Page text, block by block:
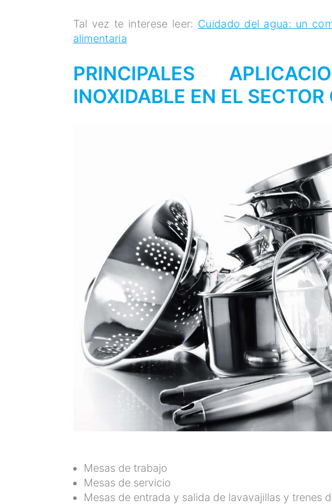
Tal vez te interese leer: Cuidado del agua: un
alimentaria
PRINCIPALES
INOXIDABLE EN EL
Mesas de trabajo
Mesas de servicio
Mesas de entrada y salida de lavavajillas y trenes